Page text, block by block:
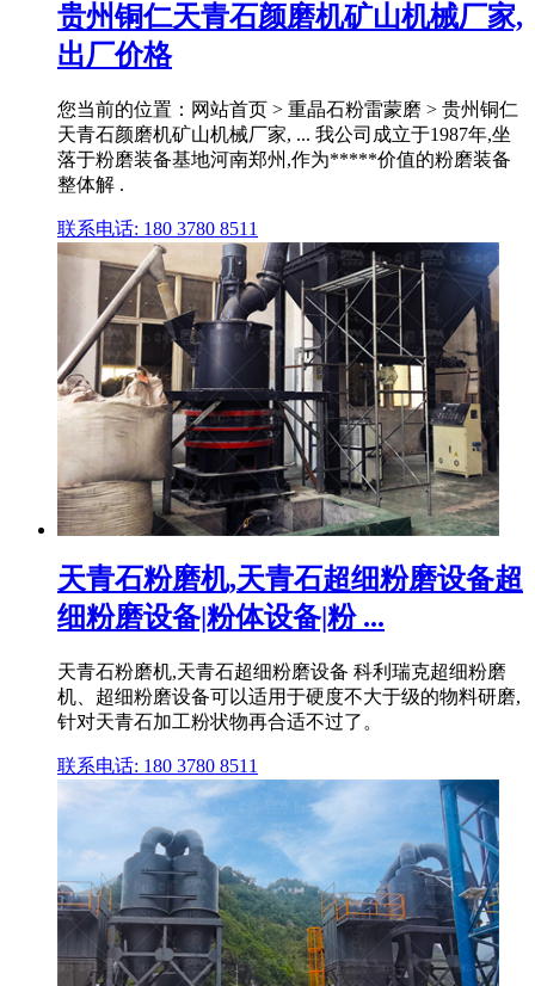
贵州铜仁天青石颜磨机矿山机械厂家,
出厂价格
您当前的位置：网站首页 > 重晶石粉雷蒙磨 > 贵州铜仁
天青石颜磨机矿山机械厂家, ... 我公司成立于1987年,坐
落于粉磨装备基地河南郑州,作为*****价值的粉磨装备
整体解 .
联系电话: 180 3780 8511
天青石粉磨机,天青石超细粉磨设备超
细粉磨设备|粉体设备|粉 ...
天青石粉磨机,天青石超细粉磨设备 科利瑞克超细粉磨
机、超细粉磨设备可以适用于硬度不大于级的物料研磨,
针对天青石加工粉状物再合适不过了。
联系电话: 180 3780 8511